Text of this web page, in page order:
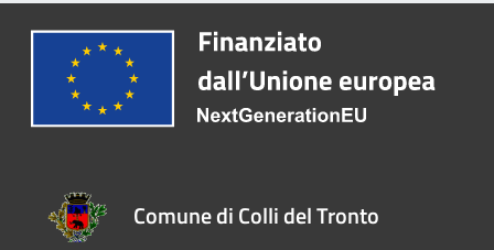
Comune di Colli del Tronto